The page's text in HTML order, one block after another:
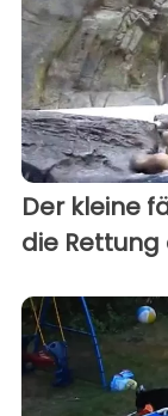
Der kleine
die